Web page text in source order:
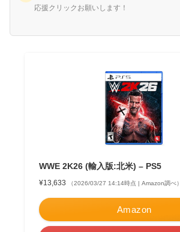
応援クリックお願いします！
WWE 2K26 (輸入版:北米) – PS5
¥13,633 （2026/03/27 14:14時点 | Amazon調べ）
Amazon